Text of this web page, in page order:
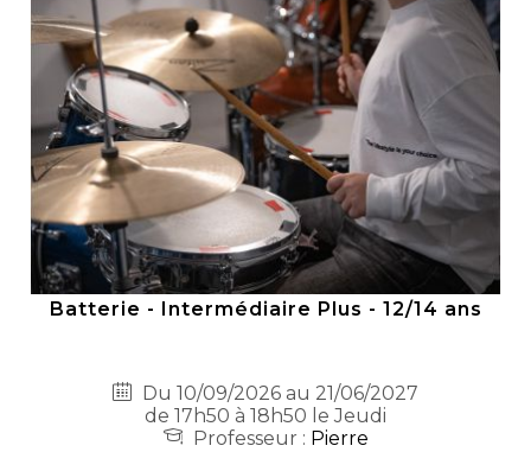
Batterie - Intermédiaire Plus - 12/14 ans
Du 10/09/2026 au 21/06/2027
de 17h50 à 18h50 le Jeudi
Professeur : Pierre